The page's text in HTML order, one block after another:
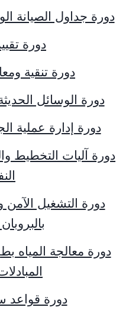
دورة جداول الصيانة
دورة
دورة تنقية
دورة الوسائل
دورة إدارة عملية
دورة آليات التخطيط
دورة التشغيل الآمن
دورة معالجة المياه
دورة قواعد